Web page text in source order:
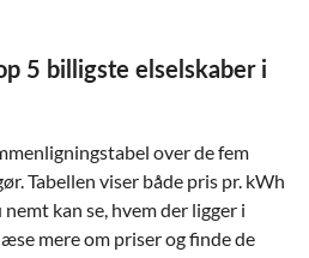
5 billigste elselskaber i
over de fem
Tabellen viser både pris pr. kWh
kan se, hvem der ligger i
mere om priser og finde de